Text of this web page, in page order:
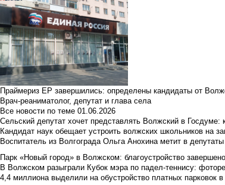
Праймериз ЕР завершились: определены кандидаты от
Врач-реаниматолог, депутат и глава села
Все новости по теме 01.06.2026
Сельский депутат хочет представлять Волжский в Госдуме:
Кандидат наук обещает устроить волжских школьников на
Воспитатель из Волгограда Ольга Анохина метит в
Парк «Новый город» в Волжском: благоустройство
В Волжском разыграли Кубок мэра по падел-теннису:
4,4 миллиона выделили на обустройство платных парковок